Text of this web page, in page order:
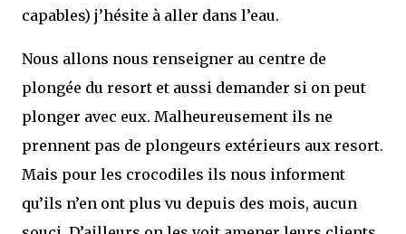
capables) j’hésite à aller dans l’eau.
Nous allons nous renseigner au centre de
plongée du resort et aussi demander si on peut
plonger avec eux. Malheureusement ils ne
prennent pas de plongeurs extérieurs aux resort.
Mais pour les crocodiles ils nous informent
qu’ils n’en ont plus vu depuis des mois, aucun